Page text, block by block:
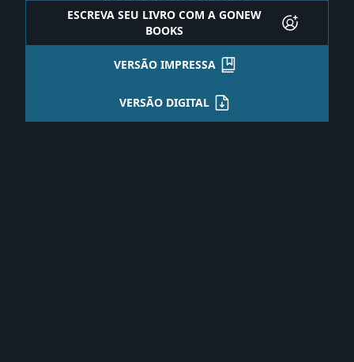
ESCREVA SEU LIVRO COM A GONEW
BOOKS
VERSÃO IMPRESSA
VERSÃO DIGITAL